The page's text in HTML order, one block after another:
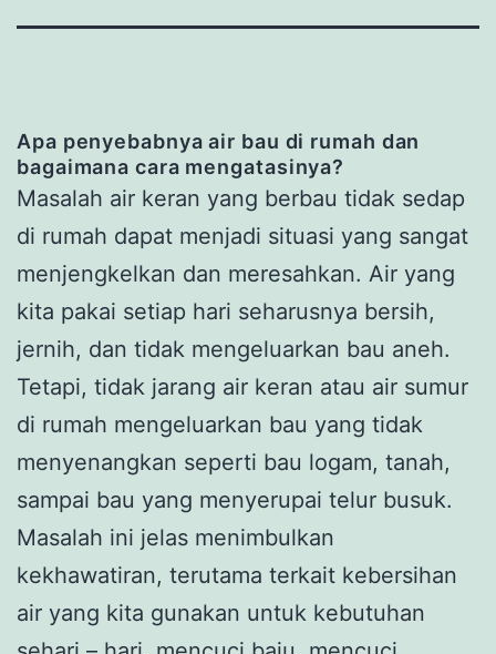
Apa penyebabnya air bau di rumah dan
bagaimana cara mengatasinya?
Masalah air keran yang berbau tidak sedap
di rumah dapat menjadi situasi yang sangat
menjengkelkan dan meresahkan. Air yang
kita pakai setiap hari seharusnya bersih,
jernih, dan tidak mengeluarkan bau aneh.
Tetapi, tidak jarang air keran atau air sumur
di rumah mengeluarkan bau yang tidak
menyenangkan seperti bau logam, tanah,
sampai bau yang menyerupai telur busuk.
Masalah ini jelas menimbulkan
kekhawatiran, terutama terkait kebersihan
air yang kita gunakan untuk kebutuhan